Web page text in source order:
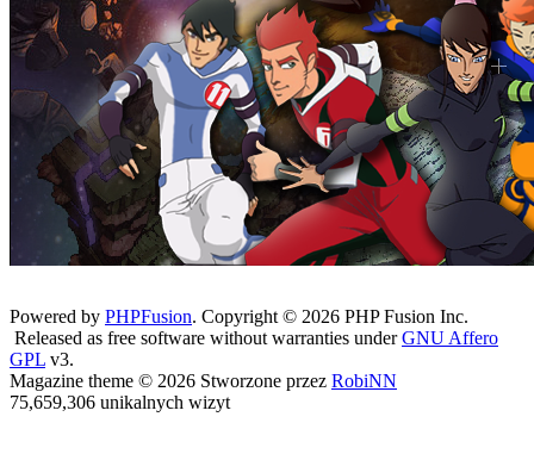
Powered by PHPFusion. Copyright © 2026 PHP Fusion Inc.
Released as free software without warranties underGNU Affero
GPL v3.
Magazine theme © 2026 Stworzone przez RobiNN
75,659,306 unikalnych wizyt